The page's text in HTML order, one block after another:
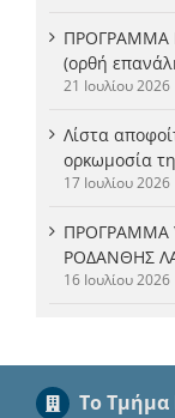
ΠΡΟΓΡΑΜΜΑ
(ορθή
21 Ιουλίου 2026
Λίστα
ορκωμοσία
17 Ιουλίου 2026
ΠΡΟΓΡΑΜΜΑ
ΡΟΔΑΝΘΗΣ
16 Ιουλίου 2026
Το Τμήμα